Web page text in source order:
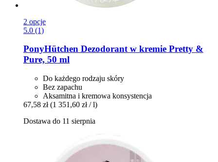
2 opcje
5.0 (1)
PonyHütchen Dezodorant w kremie Pretty &
Pure, 50 ml
Do każdego rodzaju skóry
Bez zapachu
Aksamitna i kremowa konsystencja
67,58 zł (1 351,60 zł / l)
Dostawa do 11 sierpnia